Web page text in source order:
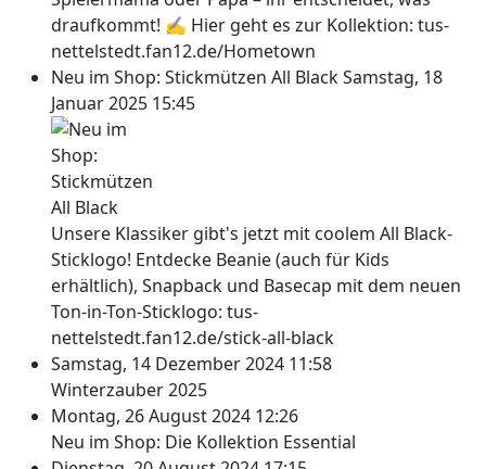
draufkommt! ✍ Hier geht es zur Kollektion: tus-
nettelstedt.fan12.de/Hometown
Neu im Shop: Stickmützen All BlackSamstag, 18
Januar 2025 15:45
Unsere Klassiker gibt's jetzt mit coolem All Black-
Sticklogo! Entdecke Beanie (auch für Kids
erhältlich), Snapback und Basecap mit dem neuen
Ton-in-Ton-Sticklogo: tus-
nettelstedt.fan12.de/stick-all-black
Samstag, 14 Dezember 2024 11:58
Winterzauber 2025
Montag, 26 August 2024 12:26
Neu im Shop: Die Kollektion Essential